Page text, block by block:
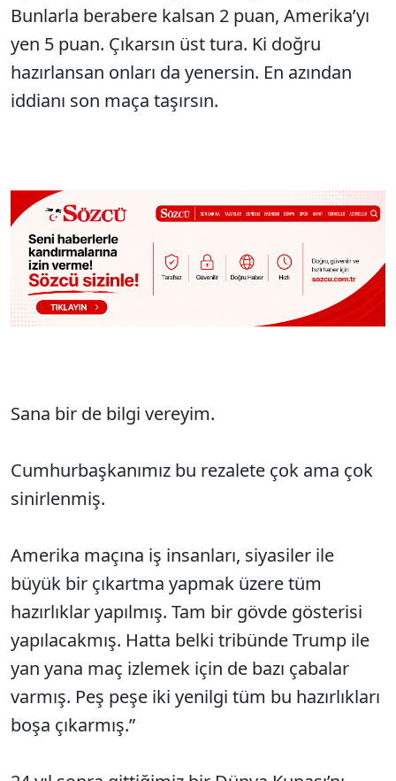
Bunlarla berabere kalsan 2 puan, Amerika’yı
yen 5 puan. Çıkarsın üst tura. Ki doğru
hazırlansan onları da yenersin. En azından
iddianı son maça taşırsın.
Sana bir de bilgi vereyim.
Cumhurbaşkanımız bu rezalete çok ama çok
sinirlenmiş.
Amerika maçına iş insanları, siyasiler ile
büyük bir çıkartma yapmak üzere tüm
hazırlıklar yapılmış. Tam bir gövde gösterisi
yapılacakmış. Hatta belki tribünde Trump ile
yan yana maç izlemek için de bazı çabalar
varmış. Peş peşe iki yenilgi tüm bu hazırlıkları
boşa çıkarmış.”